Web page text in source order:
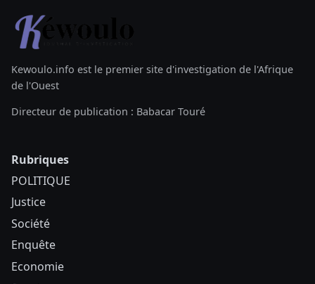
Kewoulo.info est le premier site d'investigation de l'Afrique
de l'Ouest
Directeur de publication : Babacar Touré
Rubriques
POLITIQUE
Justice
Société
Enquête
Economie